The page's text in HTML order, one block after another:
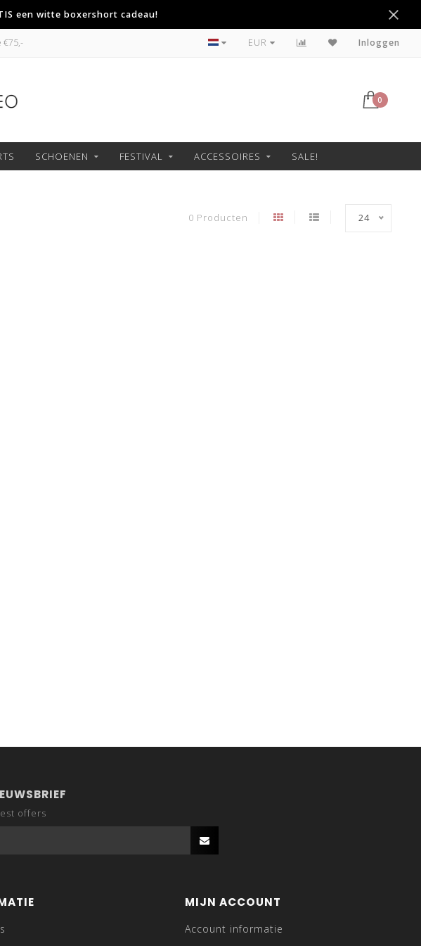
een witte boxershort cadeau!
Betaal achteraf met Klarna
EUR Inloggen
0
SCHOENEN FESTIVAL ACCESSOIRES SALE!
0 Producten 24
offers
MIJN ACCOUNT
Account informatie